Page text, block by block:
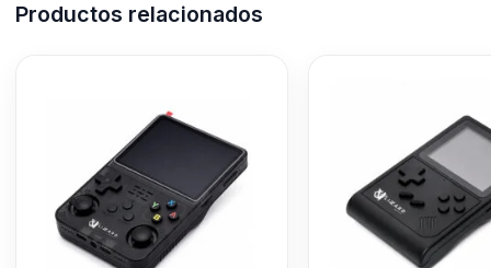
Productos relacionados